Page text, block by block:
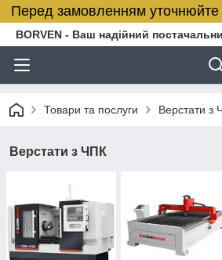
Перед замовленням уточнюйте
BORVEN - Ваш надійний
Товари та послуги Верстати з
Верстати з ЧПК